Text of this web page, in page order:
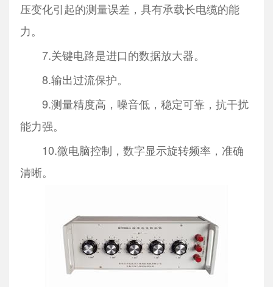
压变化引起的测量误差，具有承载长电缆的能
力。
7.关键电路是进口的数据放大器。
8.输出过流保护。
9.测量精度高，噪音低，稳定可靠，抗干扰
能力强。
10.微电脑控制，数字显示旋转频率，准确
清晰。